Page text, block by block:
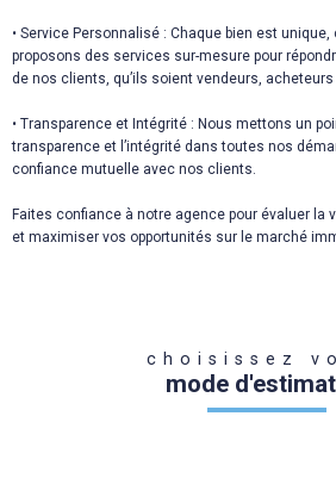
• Service Personnalisé : Chaque bien est unique,
proposons des services sur-mesure pour
de nos clients, qu’ils soient vendeurs,
• Transparence et Intégrité : Nous mettons un
transparence et l’intégrité dans toutes nos
confiance mutuelle avec nos clients.
Faites confiance à notre agence pour évaluer la
et maximiser vos opportunités sur le marché
choisissez
mode